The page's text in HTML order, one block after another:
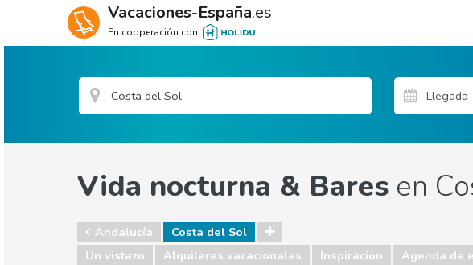
Vacaciones-España.es
En cooperación con
Vida nocturna & Bares en
Andalucía
Costa del Sol
Un vistazo
Alquileres vacacionales Inspiración Agenda de